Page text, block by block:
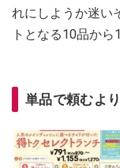
れにしようか迷い
トとなる10品から
単品で頼むよ